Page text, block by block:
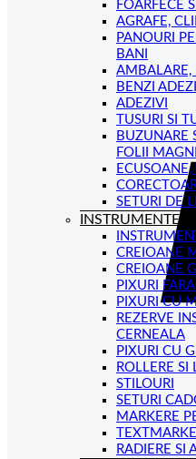
FOARFECE
AGRAFE,
PANOURI
BANI
AMBALARE,
BENZI
ADEZIVI
TUSURI SI
BUZUNARE
FOLII
ECUSOANE,
SETURI DE
INSTRUMENTE
CREIOANE
CREIOANE
PIXURI
PIXURI CU
REZERVE
CERNEALA
PIXURI CU
ROLLERE SI
STILOURI
SETURI
MARKERE
RADIERE SI